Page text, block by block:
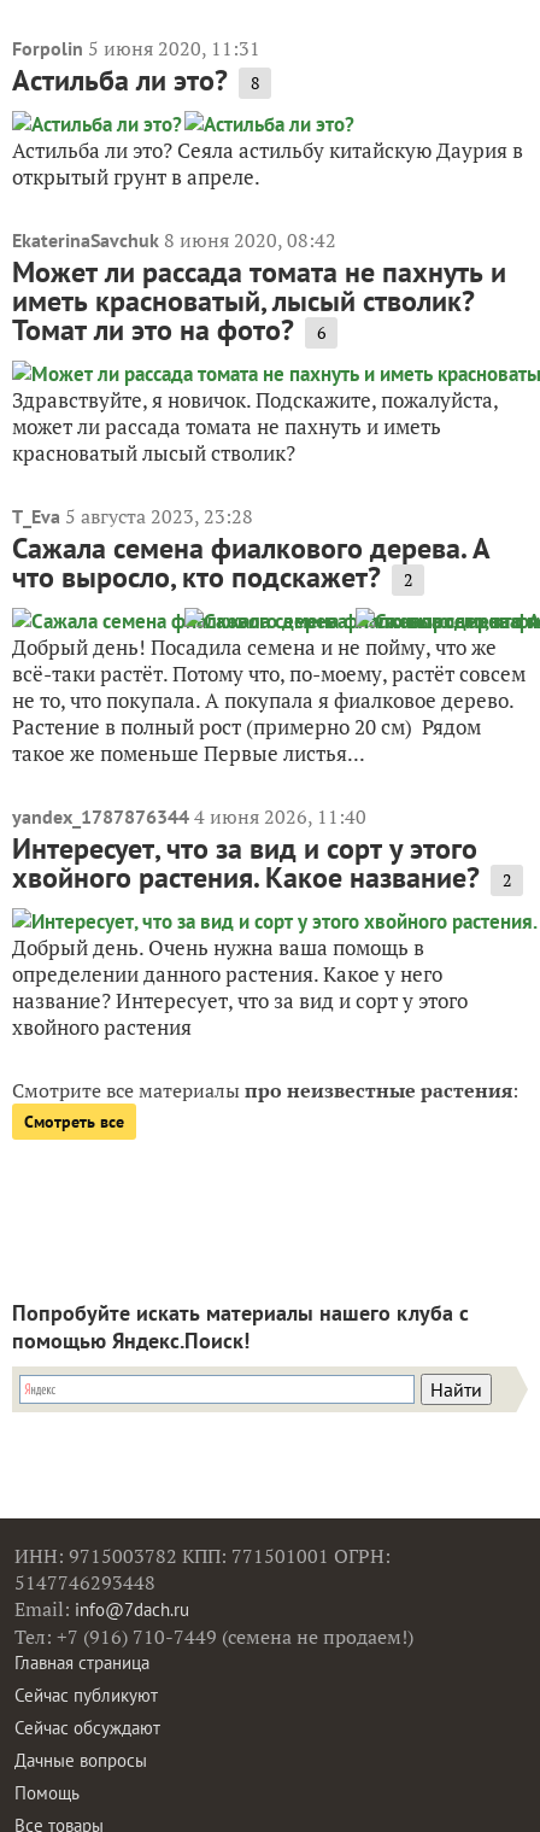
Forpolin 5 июня 2020, 11:31
Астильба ли это? 8
Астильба ли это? Сеяла астильбу китайскую Даурия в
открытый грунт в апреле.
EkaterinaSavchuk 8 июня 2020, 08:42
Может ли рассада томата не пахнуть и
иметь красноватый, лысый стволик?
Томат ли это на фото? 6
Здравствуйте, я новичок. Подскажите, пожалуйста,
может ли рассада томата не пахнуть и иметь
красноватый лысый стволик?
T_Eva 5 августа 2023, 23:28
Сажала семена фиалкового дерева. А
что выросло, кто подскажет? 2
Добрый день! Посадила семена и не пойму, что же
всё-таки растёт. Потому что, по-моему, растёт совсем
не то, что покупала. А покупала я фиалковое дерево.
Растение в полный рост (примерно 20 см) Рядом
такое же поменьше Первые листья...
yandex_1787876344 4 июня 2026, 11:40
Интересует, что за вид и сорт у этого
хвойного растения. Какое название? 2
Добрый день. Очень нужна ваша помощь в
определении данного растения. Какое у него
название? Интересует, что за вид и сорт у этого
хвойного растения
Смотрите все материалыпро неизвестные растения:
Смотреть все
Попробуйте искать материалы нашего клуба с
помощью Яндекс.Поиск!
ИНН: 9715003782 КПП: 771501001 ОГРН:
5147746293448
Email: info@7dach.ru
Тел: +7 (916) 710-7449 (семена не продаем!)
Главная страница
Сейчас публикуют
Сейчас обсуждают
Дачные вопросы
Помощь
Все товары